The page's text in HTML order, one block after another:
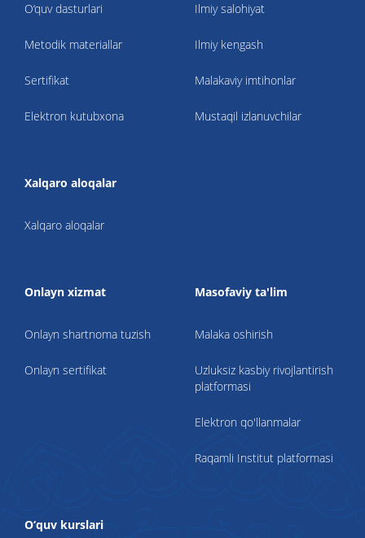
O‘quv dasturlari
Metodik materiallar
Sertifikat
Elektron kutubxona
Ilmiy salohiyat
Ilmiy kengash
Malakaviy imtihonlar
Mustaqil izlanuvchilar
Xalqaro aloqalar
Xalqaro aloqalar
Onlayn xizmat
Onlayn shartnoma tuzish
Onlayn sertifikat
Masofaviy ta'lim
Malaka oshirish
Uzluksiz kasbiy rivojlantirish
platformasi
Elektron qo'llanmalar
Raqamli Institut platformasi
O‘quv kurslari